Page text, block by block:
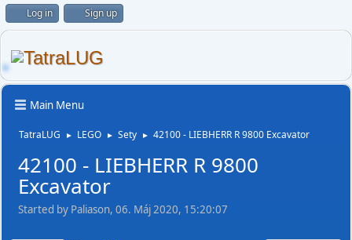
Log in Sign up
Main Menu
TatraLUG ► LEGO ► Sety ► 42100 - LIEBHERR R 9800 Excavator
42100 - LIEBHERR R 9800
Excavator
Started by Paliason, 06. Máj 2020, 15:20:07